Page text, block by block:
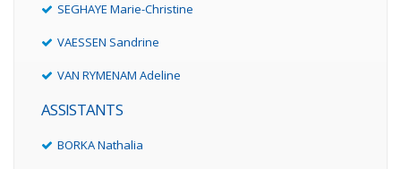
SEGHAYE Marie-Christine
VAESSEN Sandrine
VAN RYMENAM Adeline
ASSISTANTS
BORKA Nathalia